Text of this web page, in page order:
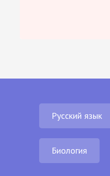
Русский язык
Биология